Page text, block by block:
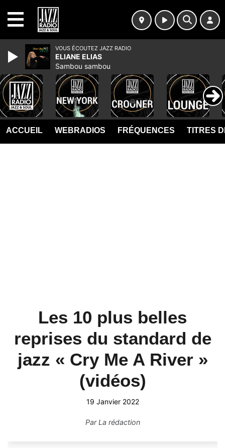
ACCUEIL WEBRADIOS FRÉQUENCES TITRES
Les 10 plus belles
reprises du standard de
jazz « Cry Me A River »
(vidéos)
19 Janvier 2022
ParLa rédaction
VOUS ÉCOUTEZ JAZZ RADIO
ELIANE ELIAS
Sambou sambou